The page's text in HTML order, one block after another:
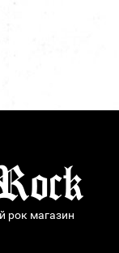
рок магазин